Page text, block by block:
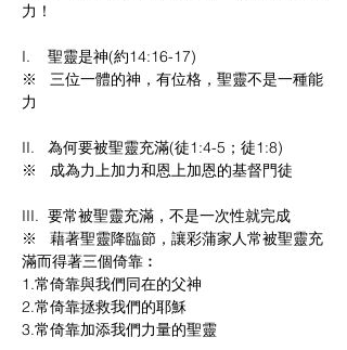
力！
I.    聖靈是神(約14:16-17)
※   三位一體的神，有位格，聖靈不是一種能
力
II.   為何要被聖靈充滿(徒1:4-5；徒1:8)
※   成為力上加力和恩上加恩的基督門徒
III.  要常被聖靈充滿，不是一次性就完成
※   藉著聖靈降臨節，讓彩蒲家人常被聖靈充
滿而得著三個倚靠︰
1.常倚靠與我們同在的父神
2.常倚靠拯救我們的耶穌
3.常倚靠加添我們力量的聖靈